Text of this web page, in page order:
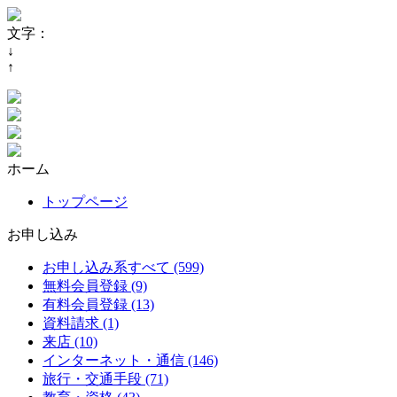
文字：
↓
↑
ホーム
トップページ
お申し込み
お申し込み系すべて (599)
無料会員登録 (9)
有料会員登録 (13)
資料請求 (1)
来店 (10)
インターネット・通信 (146)
旅行・交通手段 (71)